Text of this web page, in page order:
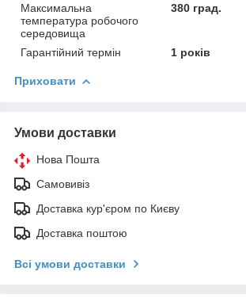
Максимальна
температура робочого
середовища
380 град.
Гарантійний термін 1 років
Приховати
Умови доставки
Нова Пошта
Самовивіз
Доставка кур'єром по Києву
Доставка поштою
Всі умови доставки